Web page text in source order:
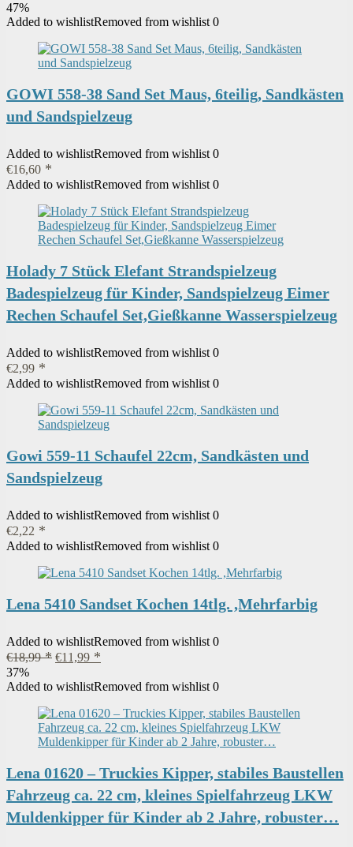
war:
ist:
47%
Added to wishlistRemoved from wishlist 0
GOWI 558-38 Sand Set Maus, 6teilig, Sandkästen
und Sandspielzeug
Added to wishlistRemoved from wishlist 0
€16,60
Added to wishlistRemoved from wishlist 0
Holady 7 Stück Elefant Strandspielzeug
Badespielzeug für Kinder, Sandspielzeug Eimer
Rechen Schaufel Set,Gießkanne Wasserspielzeug
Added to wishlistRemoved from wishlist 0
€2,99
Added to wishlistRemoved from wishlist 0
Gowi 559-11 Schaufel 22cm, Sandkästen und
Sandspielzeug
Added to wishlistRemoved from wishlist 0
€2,22
Added to wishlistRemoved from wishlist 0
Lena 5410 Sandset Kochen 14tlg. ,Mehrfarbig
Added to wishlistRemoved from wishlist 0
€18,99
Ursprünglicher
war:
€11,99
ist:
37%
Added to wishlistRemoved from wishlist 0
Lena 01620 – Truckies Kipper, stabiles Baustellen
Fahrzeug ca. 22 cm, kleines Spielfahrzeug LKW
Muldenkipper für Kinder ab 2 Jahre, robuster…